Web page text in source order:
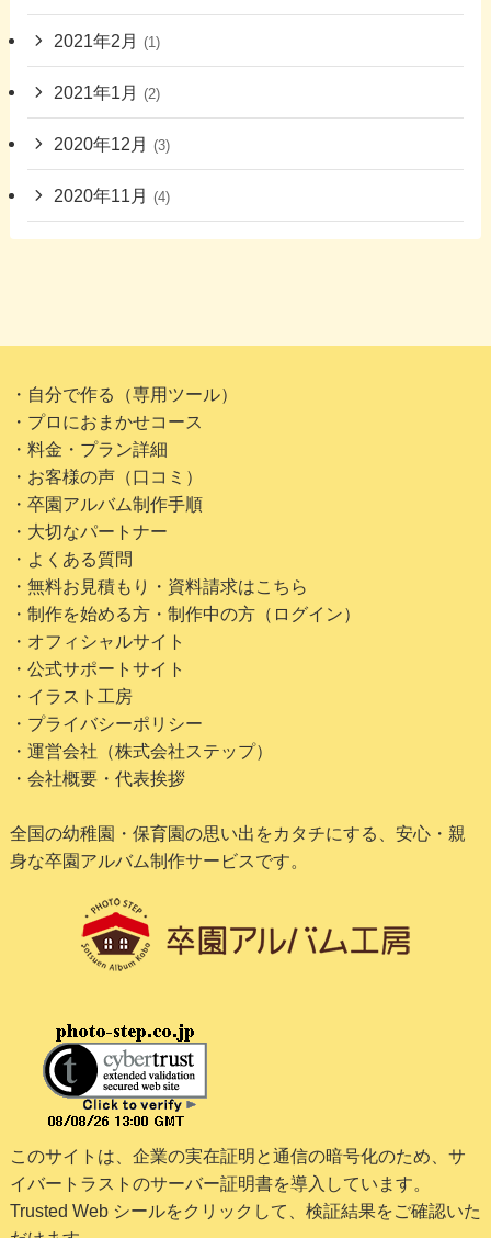
2021年2月 (1)
2021年1月 (2)
2020年12月 (3)
2020年11月 (4)
・自分で作る（専用ツール）
・プロにおまかせコース
・料金・プラン詳細
・お客様の声（口コミ）
・卒園アルバム制作手順
・大切なパートナー
・よくある質問
・無料お見積もり・資料請求はこちら
・制作を始める方・制作中の方（ログイン）
・オフィシャルサイト
・公式サポートサイト
・イラスト工房
・プライバシーポリシー
・運営会社（株式会社ステップ）
・会社概要・代表挨拶
全国の幼稚園・保育園の思い出をカタチにする、安心・親
身な卒園アルバム制作サービスです。
このサイトは、企業の実在証明と通信の暗号化のため、サ
イバートラストのサーバー証明書を導入しています。
Trusted Web シールをクリックして、検証結果をご確認いた